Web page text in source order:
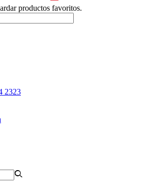
productos favoritos.
2323